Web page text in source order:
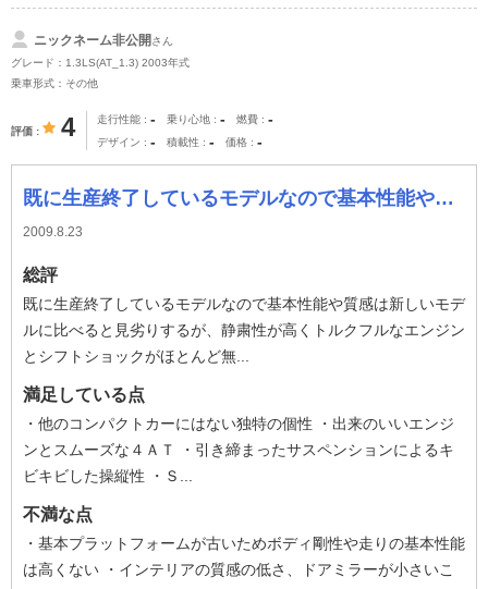
ニックネーム非公開さん
グレード：1.3LS(AT_1.3) 2003年式
乗車形式：その他
評価 4 走行性能 - 乗り心地 - 燃費 -
デザイン - 積載性 - 価格 -
既に生産終了しているモデルなので基本性能や質感は新しいモデルに比べると見劣りするが、静粛性が高くトルクフルなエンジンとシフトショックがほとんど無い４Ａ
2009.8.23
総評
既に生産終了しているモデルなので基本性能や質感は新しいモデ
ルに比べると見劣りするが、静粛性が高くトルクフルなエンジン
とシフトショックがほとんど無...
満足している点
・他のコンパクトカーにはない独特の個性 ・出来のいいエンジ
ンとスムーズな４ＡＴ ・引き締まったサスペンションによるキ
ビキビした操縦性 ・Ｓ...
不満な点
・基本プラットフォームが古いためボディ剛性や走りの基本性能
は高くない ・インテリアの質感の低さ、ドアミラーが小さいこ